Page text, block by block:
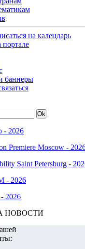
на календарь
портале
баннеры
НОВОСТИ